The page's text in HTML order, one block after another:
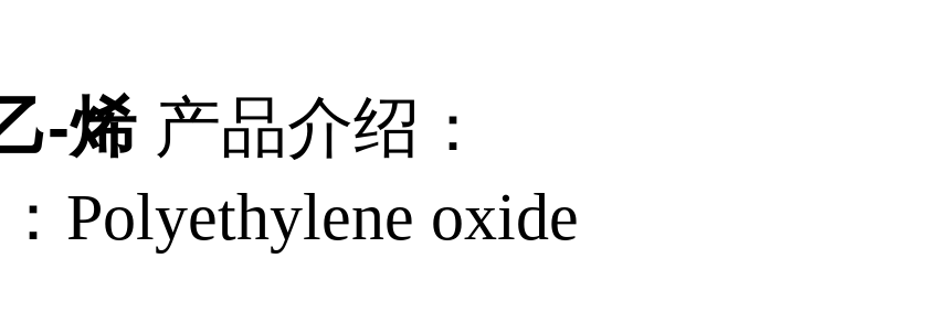
-烯 产品介绍：
Polyethylene oxide